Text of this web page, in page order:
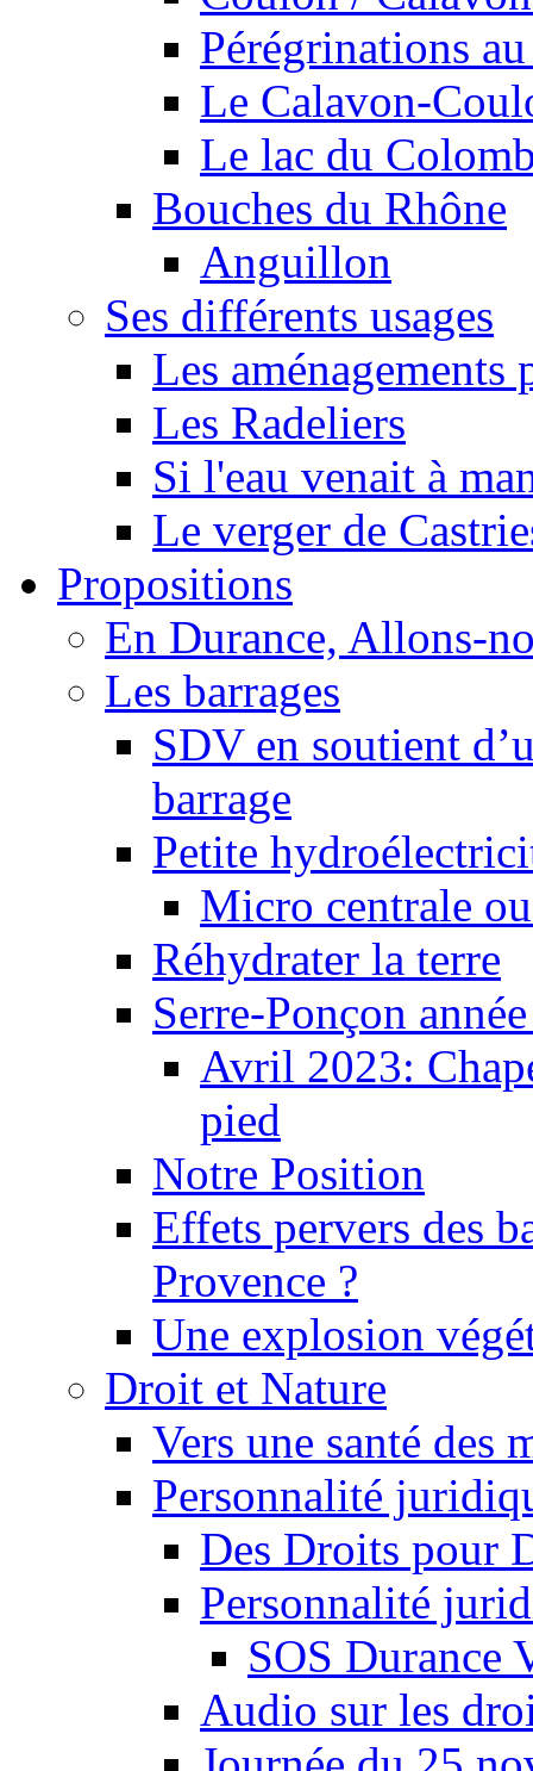
Pérégrinations
Le Calavon-
Le lac du
Bouches du Rhône
Anguillon
Ses différents usages
Les
Les Radeliers
Si l'eau venait à
Le verger de
Propositions
En Durance, Allons-
Les barrages
SDV en soutient
barrage
Petite
Micro centrale
Réhydrater la terre
Serre-Ponçon
Avril 2023:
pied
Notre Position
Effets pervers des
Provence ?
Une explosion
Droit et Nature
Vers une santé des
Personnalité
Des Droits pour
Personnalité
SOS Durance
Audio sur les